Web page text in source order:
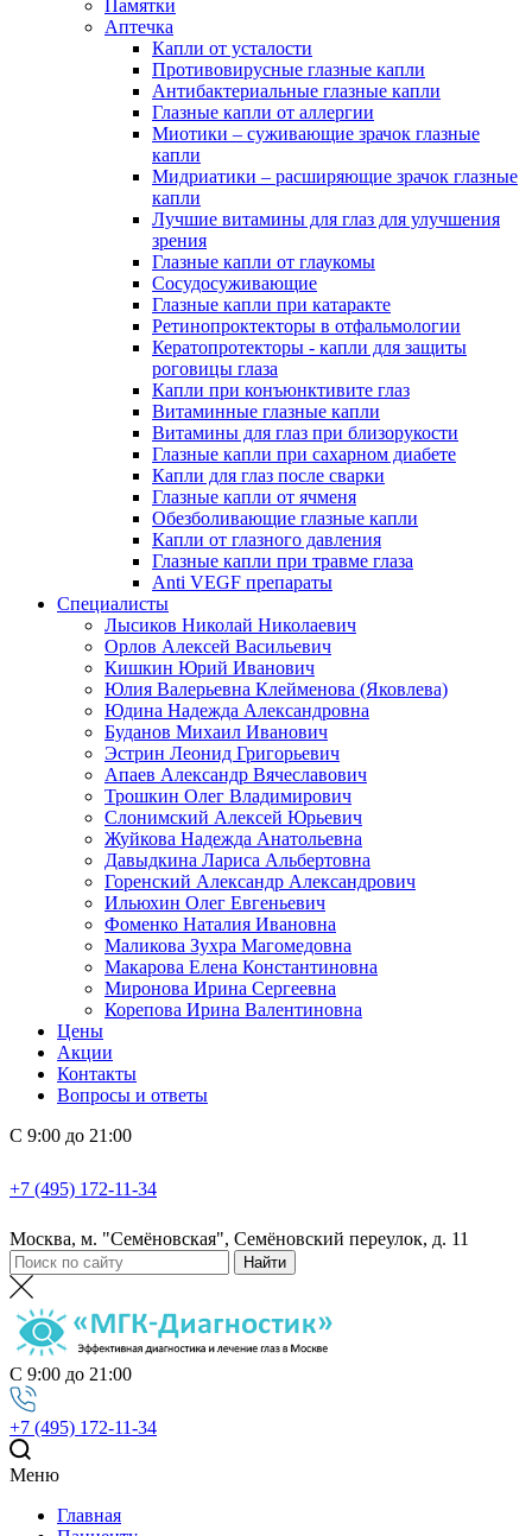
Памятки
Аптечка
Капли от усталости
Противовирусные глазные капли
Антибактериальные глазные капли
Глазные капли от аллергии
Миотики – суживающие зрачок глазные
капли
Мидриатики – расширяющие зрачок глазные
капли
Лучшие витамины для глаз для улучшения
зрения
Глазные капли от глаукомы
Сосудосуживающие
Глазные капли при катаракте
Ретинопроктекторы в отфальмологии
Кератопротекторы - капли для защиты
роговицы глаза
Капли при конъюнктивите глаз
Витаминные глазные капли
Витамины для глаз при близорукости
Глазные капли при сахарном диабете
Капли для глаз после сварки
Глазные капли от ячменя
Обезболивающие глазные капли
Капли от глазного давления
Глазные капли при травме глаза
Anti VEGF препараты
Специалисты
Лысиков Николай Николаевич
Орлов Алексей Васильевич
Кишкин Юрий Иванович
Юлия Валерьевна Клейменова (Яковлева)
Юдина Надежда Александровна
Буданов Михаил Иванович
Эстрин Леонид Григорьевич
Апаев Александр Вячеславович
Трошкин Олег Владимирович
Слонимский Алексей Юрьевич
Жуйкова Надежда Анатольевна
Давыдкина Лариса Альбертовна
Горенский Александр Александрович
Ильюхин Олег Евгеньевич
Фоменко Наталия Ивановна
Маликова Зухра Магомедовна
Макарова Елена Константиновна
Миронова Ирина Сергеевна
Корепова Ирина Валентиновна
Цены
Акции
Контакты
Вопросы и ответы
С 9:00 до 21:00
+7 (495) 172-11-34
Москва, м. "Семёновская", Семёновский переулок, д. 11
С 9:00 до 21:00
+7 (495) 172-11-34
Меню
Главная